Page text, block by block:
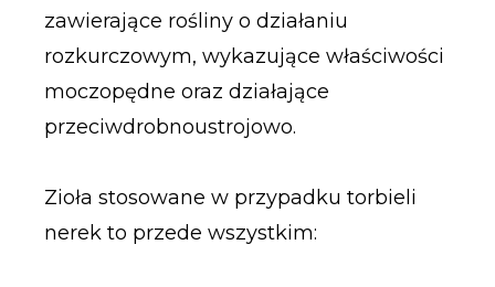
zawierające rośliny o działaniu
rozkurczowym, wykazujące właściwości
moczopędne oraz działające
przeciwdrobnoustrojowo.
Zioła stosowane w przypadku torbieli
nerek to przede wszystkim: